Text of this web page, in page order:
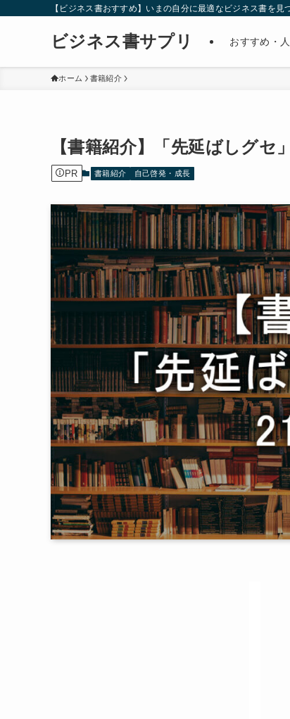
【ビジネス書おすすめ】いまの自分に最適なビジネス書を見
ビジネス書サプリ おすすめ・
ホーム 書籍紹介
【書籍紹介】「先延ばしグセ
PR 書籍紹介 自己啓発・成長